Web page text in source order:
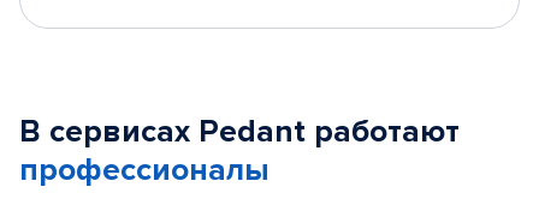
В сервисах Pedant работают
профессионалы